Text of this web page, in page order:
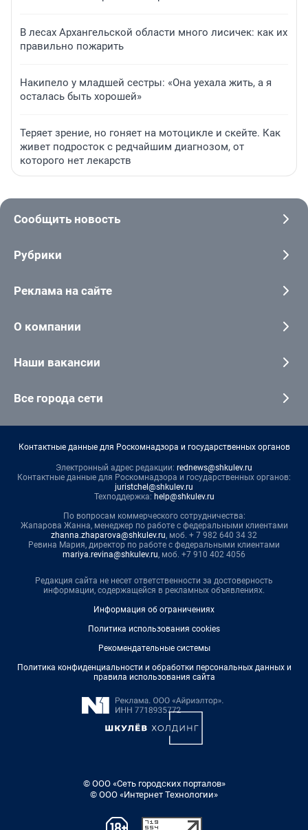
В лесах Архангельской области много лисичек: как их
правильно пожарить
Накипело у младшей сестры: «Она уехала жить, а я
осталась быть хорошей»
Теряет зрение, но гоняет на мотоцикле и скейте. Как
живет подросток с редчайшим диагнозом, от
которого нет лекарств
Сообщить новость
Рубрики
Реклама на сайте
О компании
Наши вакансии
Все города сети
Контактные данные для Роскомнадзора и государственных органов
Электронный адрес редакции: rednews@shkulev.ru
Контактные данные для Роскомнадзора и государственных органов:
juristchel@shkulev.ru
Техподдержка: help@shkulev.ru
По вопросам коммерческого сотрудничества:
Жапарова Жанна, менеджер по работе с федеральными клиентами
zhanna.zhaparova@shkulev.ru, моб. + 7 982 640 34 32
Ревина Мария, директор по работе с федеральными клиентами
mariya.revina@shkulev.ru, моб. +7 910 402 4056
Редакция сайта не несет ответственности за достоверность
информации, содержащейся в рекламных объявлениях.
Информация об ограничениях
Политика использования cookies
Рекомендательные системы
Политика конфиденциальности и обработки персональных данных и
правила использования сайта
© ООО «Сеть городских порталов»
© ООО «Интернет Технологии»